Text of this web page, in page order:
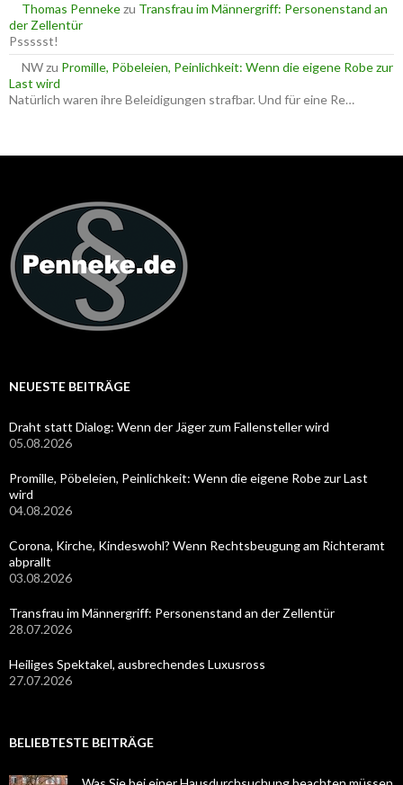
Thomas Pennekezu Transfrau im Männergriff: Personenstand an
der Zellentür
Pssssst!
NWzu Promille, Pöbeleien, Peinlichkeit: Wenn die eigene Robe zur
Last wird
Natürlich waren ihre Beleidigungen strafbar. Und für eine Re…
NEUESTE BEITRÄGE
Draht statt Dialog: Wenn der Jäger zum Fallensteller wird
05.08.2026
Promille, Pöbeleien, Peinlichkeit: Wenn die eigene Robe zur Last
wird
04.08.2026
Corona, Kirche, Kindeswohl? Wenn Rechtsbeugung am Richteramt
abprallt
03.08.2026
Transfrau im Männergriff: Personenstand an der Zellentür
28.07.2026
Heiliges Spektakel, ausbrechendes Luxusross
27.07.2026
BELIEBTESTE BEITRÄGE